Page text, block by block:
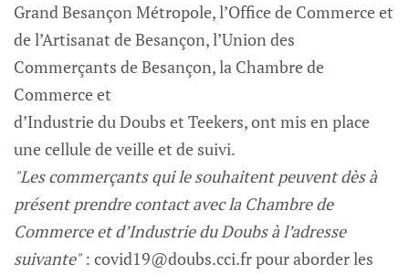
Grand Besançon Métropole, l’Office de Commerce et
de l’Artisanat de Besançon, l’Union des
Commerçants de Besançon, la Chambre de
Commerce et
d’Industrie du Doubs et Teekers, ont mis en place
une cellule de veille et de suivi.
"Les commerçants qui le souhaitent peuvent dès à
présent prendre contact avec la Chambre de
Commerce et d’Industrie du Doubs à l’adresse
suivante": covid19@doubs.cci.frpour aborder les